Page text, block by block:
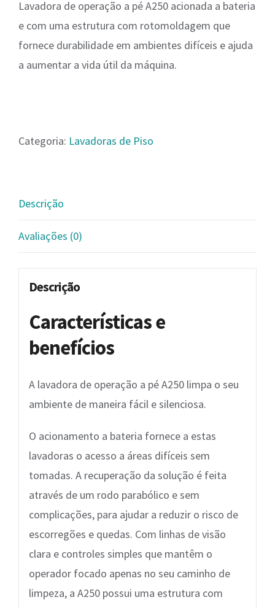
Lavadora de operação a pé A250 acionada a bateria
e com uma estrutura com rotomoldagem que
fornece durabilidade em ambientes difíceis e ajuda
a aumentar a vida útil da máquina.
Categoria: Lavadoras de Piso
Descrição
Avaliações (0)
Descrição
Características e
benefícios
A lavadora de operação a pé A250 limpa o seu
ambiente de maneira fácil e silenciosa.
O acionamento a bateria fornece a estas
lavadoras o acesso a áreas difíceis sem
tomadas. A recuperação da solução é feita
através de um rodo parabólico e sem
complicações, para ajudar a reduzir o risco de
escorregões e quedas. Com linhas de visão
clara e controles simples que m​antêm o
operador focado apenas no seu caminho de
limpeza, a A250 possui uma estrutura com